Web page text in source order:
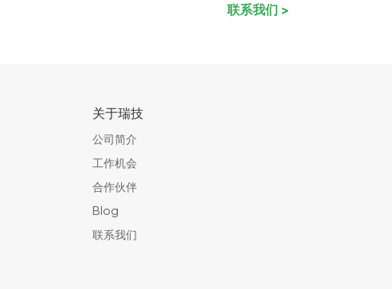
联系我们 >
关于瑞技
公司简介
工作机会
合作伙伴
Blog
联系我们